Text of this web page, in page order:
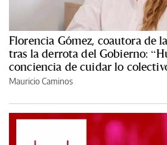
Florencia Gómez, coautora de
tras la derrota del Gobierno:
conciencia de cuidar lo
Mauricio Caminos